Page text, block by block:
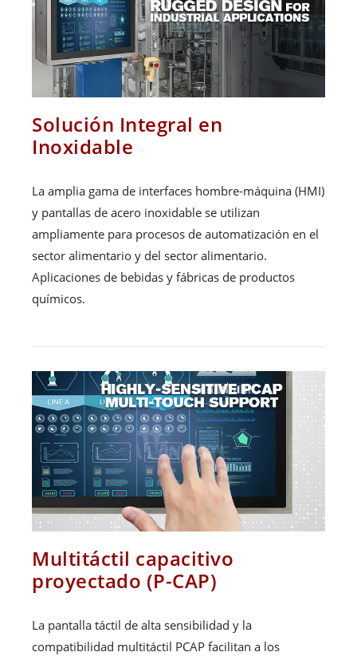
Solución Integral en
Inoxidable
La amplia gama de interfaces hombre-máquina (HMI)
y pantallas de acero inoxidable se utilizan
ampliamente para procesos de automatización en el
sector alimentario y del sector alimentario.
Aplicaciones de bebidas y fábricas de productos
químicos.
Multitáctil capacitivo
proyectado (P-CAP)
La pantalla táctil de alta sensibilidad y la
compatibilidad multitáctil PCAP facilitan a los